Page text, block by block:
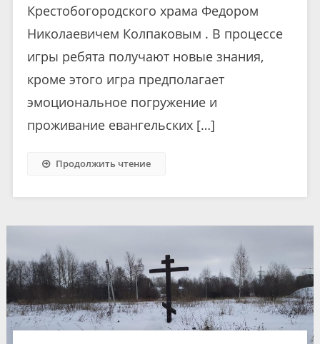
Крестобогородского храма Федором
Николаевичем Колпаковым . В процессе
игры ребята получают новые знания,
кроме этого игра предполагает
эмоциональное погружение и
проживание евангельских […]
Продолжить чтение